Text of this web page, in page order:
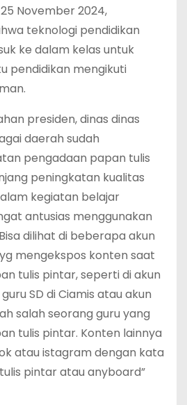
November 2024,
teknologi pendidikan
ke dalam kelas untuk
pendidikan mengikuti
presiden, dinas dinas
daerah sudah
pengadaan papan tulis
peningkatan kualitas
kegiatan belajar
antusias menggunakan
dilihat di beberapa akun
mengekspos konten saat
tulis pintar, seperti di akun
SD di Ciamis atau akun
salah seorang guru yang
tulis pintar. Konten lainnya
atau istagram dengan kata
pintar atau anyboard”